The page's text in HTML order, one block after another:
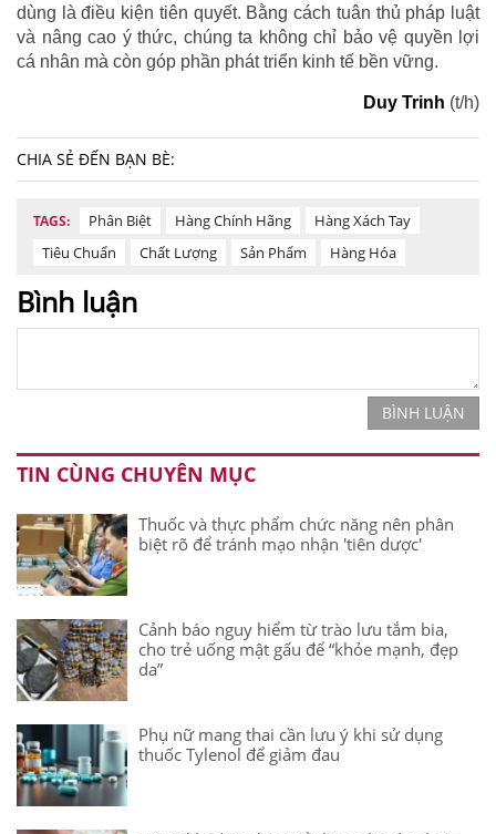
dùng là điều kiện tiên quyết. Bằng cách tuân thủ pháp luật
và nâng cao ý thức, chúng ta không chỉ bảo vệ quyền lợi
cá nhân mà còn góp phần phát triển kinh tế bền vững.
Duy Trinh (t/h)
CHIA SẺ ĐẾN BẠN BÈ:
TAGS: Phân Biệt Hàng Chính Hãng
Hàng Xách Tay
Tiêu Chuẩn
Chất Lượng Sản Phẩm Hàng Hóa
Bình luận
BÌNH LUẬN
TIN CÙNG CHUYÊN MỤC
Thuốc và thực phẩm chức năng nên phân
biệt rõ để tránh mạo nhận 'tiên dược'
Cảnh báo nguy hiểm từ trào lưu tắm bia,
cho trẻ uống mật gấu để “khỏe mạnh, đẹp
da”
Phụ nữ mang thai cần lưu ý khi sử dụng
thuốc Tylenol để giảm đau